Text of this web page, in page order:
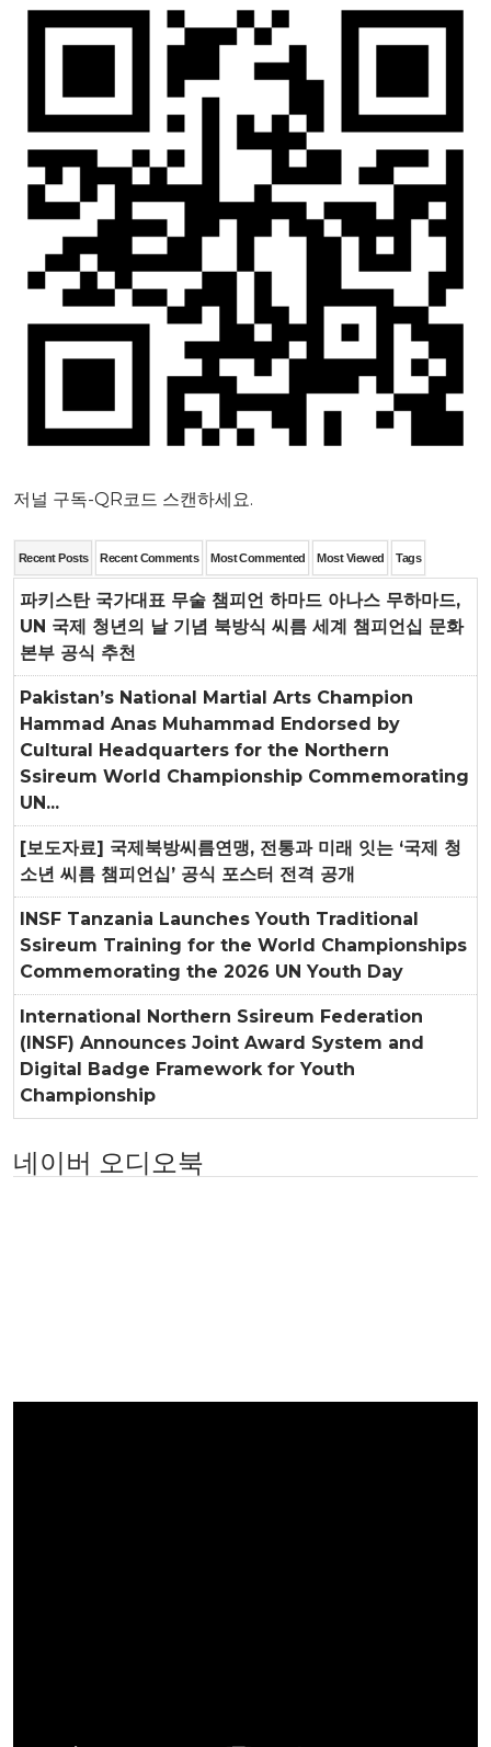
저널 구독-QR코드 스캔하세요.
Recent Posts Recent Comments Most Commented Most Viewed Tags
파키스탄 국가대표 무술 챔피언 하마드 아나스 무하마드,
UN 국제 청년의 날 기념 북방식 씨름 세계 챔피언십 문화
본부 공식 추천
Pakistan’s National Martial Arts Champion
Hammad Anas Muhammad Endorsed by
Cultural Headquarters for the Northern
Ssireum World Championship Commemorating
UN...
[보도자료] 국제북방씨름연맹, 전통과 미래 잇는 ‘국제 청
소년 씨름 챔피언십’ 공식 포스터 전격 공개
INSF Tanzania Launches Youth Traditional
Ssireum Training for the World Championships
Commemorating the 2026 UN Youth Day
International Northern Ssireum Federation
(INSF) Announces Joint Award System and
Digital Badge Framework for Youth
Championship
네이버 오디오북